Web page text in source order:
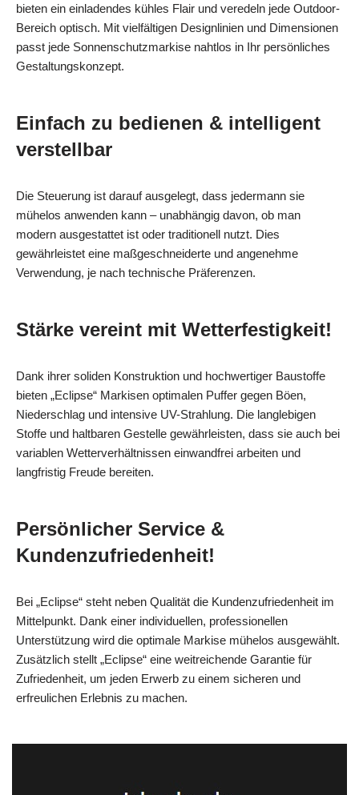
bieten ein einladendes kühles Flair und veredeln jede Outdoor-
Bereich optisch. Mit vielfältigen Designlinien und Dimensionen
passt jede Sonnenschutzmarkise nahtlos in Ihr persönliches
Gestaltungskonzept.
Einfach zu bedienen & intelligent
verstellbar
Die Steuerung ist darauf ausgelegt, dass jedermann sie
mühelos anwenden kann – unabhängig davon, ob man
modern ausgestattet ist oder traditionell nutzt. Dies
gewährleistet eine maßgeschneiderte und angenehme
Verwendung, je nach technische Präferenzen.
Stärke vereint mit Wetterfestigkeit!
Dank ihrer soliden Konstruktion und hochwertiger Baustoffe
bieten „Eclipse“ Markisen optimalen Puffer gegen Böen,
Niederschlag und intensive UV-Strahlung. Die langlebigen
Stoffe und haltbaren Gestelle gewährleisten, dass sie auch bei
variablen Wetterverhältnissen einwandfrei arbeiten und
langfristig Freude bereiten.
Persönlicher Service &
Kundenzufriedenheit!
Bei „Eclipse“ steht neben Qualität die Kundenzufriedenheit im
Mittelpunkt. Dank einer individuellen, professionellen
Unterstützung wird die optimale Markise mühelos ausgewählt.
Zusätzlich stellt „Eclipse“ eine weitreichende Garantie für
Zufriedenheit, um jeden Erwerb zu einem sicheren und
erfreulichen Erlebnis zu machen.